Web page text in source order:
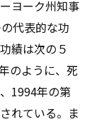
ヨーク州知事
代表的な功
績は次の５
のように、死
1994年の第
れている。ま